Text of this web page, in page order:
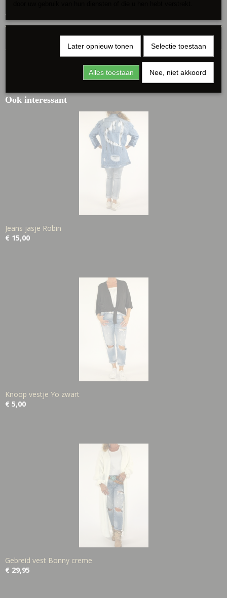
van €39,95 nu voor €24,95
Ook interessant
Jeans jasje Robin
€ 15,00
Knoop vestje Yo zwart
€ 5,00
Gebreid vest Bonny creme
€ 29,95
Later opnieuw tonen Selectie toestaan
Alles toestaan Nee, niet akkoord